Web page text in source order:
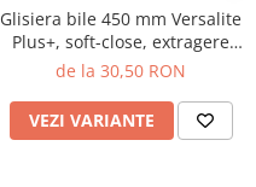
Glisiera bile 450 mm Versalite
Plus+, soft-close, extragere
totala, 40 kg, negru mat
de la 30,50 RON
VEZI VARIANTE